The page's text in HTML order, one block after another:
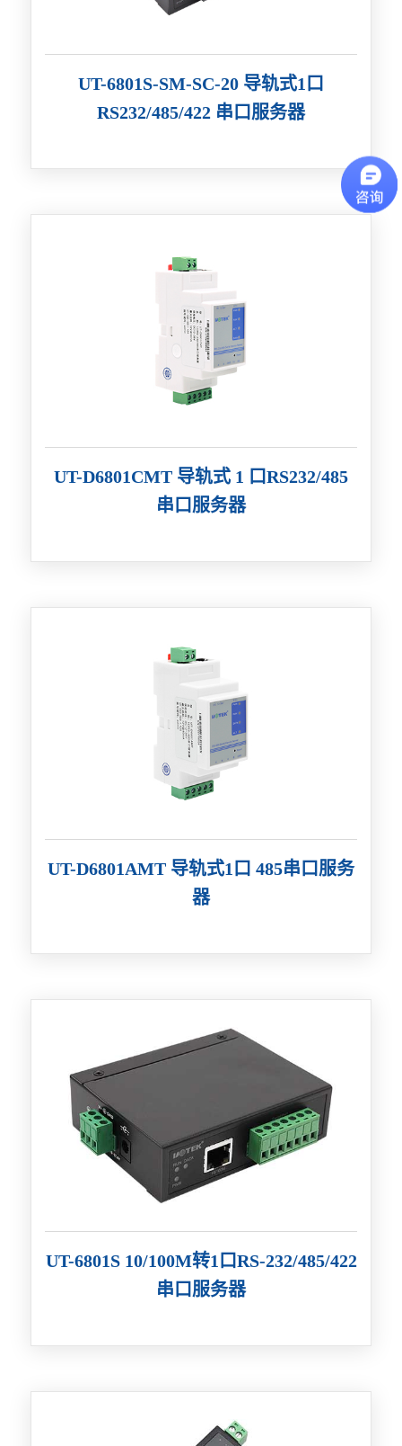
UT-6801S-SM-SC-20 导轨式1口
RS232/485/422 串口服务器
UT-D6801CMT 导轨式 1 口RS232/485
串口服务器
UT-D6801AMT 导轨式1口 485串口服务
器
UT-6801S 10/100M转1口RS-232/485/422
串口服务器